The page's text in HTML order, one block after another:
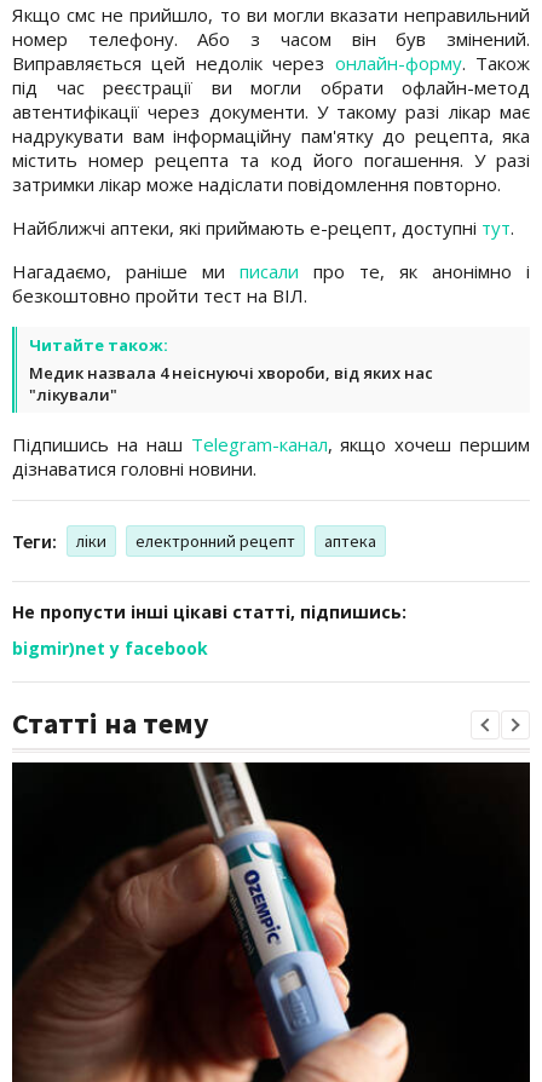
Якщо смс не прийшло, то ви могли вказати неправильний
номер телефону. Або з часом він був змінений.
Виправляється цей недолік через онлайн-форму. Також
під час реєстрації ви могли обрати офлайн-метод
автентифікації через документи. У такому разі лікар має
надрукувати вам інформаційну пам'ятку до рецепта, яка
містить номер рецепта та код його погашення. У разі
затримки лікар може надіслати повідомлення повторно.
Найближчі аптеки, які приймають е-рецепт, доступні тут.
Нагадаємо, раніше ми писали про те, як анонімно і
безкоштовно пройти тест на ВІЛ.
Читайте також:
Медик назвала 4 неіснуючі хвороби, від яких нас
"лікували"
Підпишись на наш Telegram-канал, якщо хочеш першим
дізнаватися головні новини.
Теги: ліки електронний рецепт аптека
Не пропусти інші цікаві статті, підпишись:
bigmir)net у facebook
Статті на тему